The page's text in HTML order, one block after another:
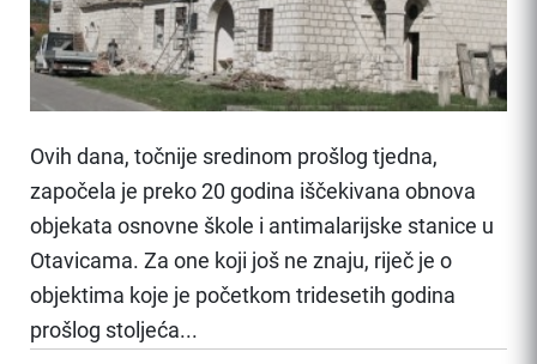
Ovih dana, točnije sredinom prošlog tjedna,
započela je preko 20 godina iščekivana obnova
objekata osnovne škole i antimalarijske stanice u
Otavicama. Za one koji još ne znaju, riječ je o
objektima koje je početkom tridesetih godina
prošlog stoljeća...